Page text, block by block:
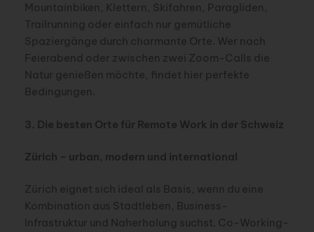
Mountainbiken, Klettern, Skifahren, Paragliden,
Trailrunning oder einfach nur gemütliche
Spaziergänge durch charmante Orte. Wer nach
Feierabend oder zwischen zwei Zoom-Calls die
Natur genießen möchte, findet hier perfekte
Bedingungen.
3. Die besten Orte für Remote Work in der Schweiz
Zürich – urban, modern und international
Zürich eignet sich ideal als Basis, wenn du eine
Kombination aus Stadtleben, Business-
Infrastruktur und Naherholung suchst. Co-Working-